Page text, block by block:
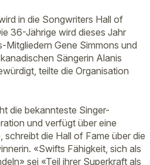
in die Songwriters Hall of
36-Jährige wird dieses Jahr
Mitgliedern Gene Simmons und
Sängerin Alanis
teilte die Organisation
die bekannteste Singer-
und verfügt über eine
schreibt die Hall of Fame über die
«Swifts Fähigkeit, sich als
sei «Teil ihrer Superkraft als